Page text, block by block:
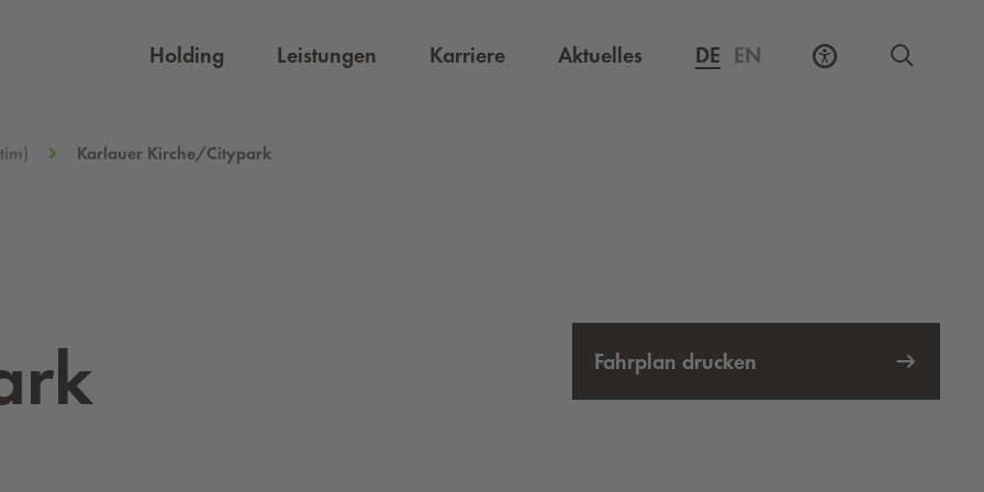
Holding Leistungen KarriereExterner Link, öffnet eine neue Registerkarte
Aktuelles DE EN
Karlauer Kirche/Citypark
Fahrplan drucken